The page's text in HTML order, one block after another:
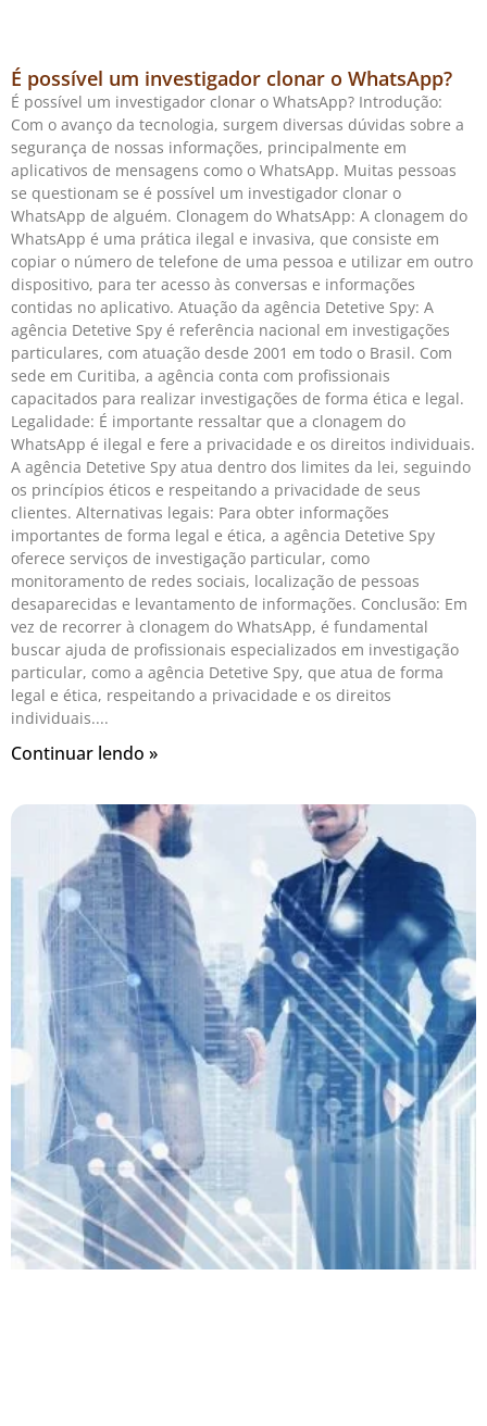
É possível um investigador clonar o WhatsApp?
É possível um investigador clonar o WhatsApp? Introdução:
Com o avanço da tecnologia, surgem diversas dúvidas sobre a
segurança de nossas informações, principalmente em
aplicativos de mensagens como o WhatsApp. Muitas pessoas
se questionam se é possível um investigador clonar o
WhatsApp de alguém. Clonagem do WhatsApp: A clonagem do
WhatsApp é uma prática ilegal e invasiva, que consiste em
copiar o número de telefone de uma pessoa e utilizar em outro
dispositivo, para ter acesso às conversas e informações
contidas no aplicativo. Atuação da agência Detetive Spy: A
agência Detetive Spy é referência nacional em investigações
particulares, com atuação desde 2001 em todo o Brasil. Com
sede em Curitiba, a agência conta com profissionais
capacitados para realizar investigações de forma ética e legal.
Legalidade: É importante ressaltar que a clonagem do
WhatsApp é ilegal e fere a privacidade e os direitos individuais.
A agência Detetive Spy atua dentro dos limites da lei, seguindo
os princípios éticos e respeitando a privacidade de seus
clientes. Alternativas legais: Para obter informações
importantes de forma legal e ética, a agência Detetive Spy
oferece serviços de investigação particular, como
monitoramento de redes sociais, localização de pessoas
desaparecidas e levantamento de informações. Conclusão: Em
vez de recorrer à clonagem do WhatsApp, é fundamental
buscar ajuda de profissionais especializados em investigação
particular, como a agência Detetive Spy, que atua de forma
legal e ética, respeitando a privacidade e os direitos
individuais.
Continuar lendo »